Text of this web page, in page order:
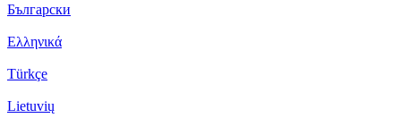
Български
Ελληνικά
Türkçe
Lietuvių